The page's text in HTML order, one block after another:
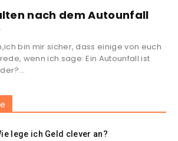
nach dem Autounfall
bin mir sicher, dass einige von euch
wenn ich sage: Ein Autounfall ist
lege ich Geld clever an?